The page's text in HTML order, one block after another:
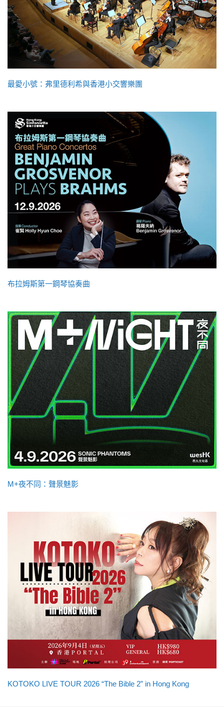
最愛小號：弗里德利希與香港小交響樂團
布拉姆斯第一鋼琴協奏曲
M+夜不同：聲景魅影
KOTOKO LIVE TOUR 2026 “The Bible 2” in Hong Kong